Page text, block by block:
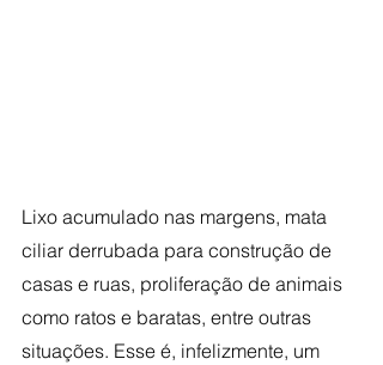
Lixo acumulado nas margens, mata
ciliar derrubada para construção de
casas e ruas, proliferação de animais
como ratos e baratas, entre outras
situações. Esse é, infelizmente, um